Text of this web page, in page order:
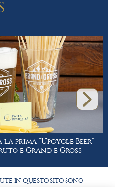
prima “Upcycle Beer”
e Grand e Gross
IN QUESTO SITO SONO